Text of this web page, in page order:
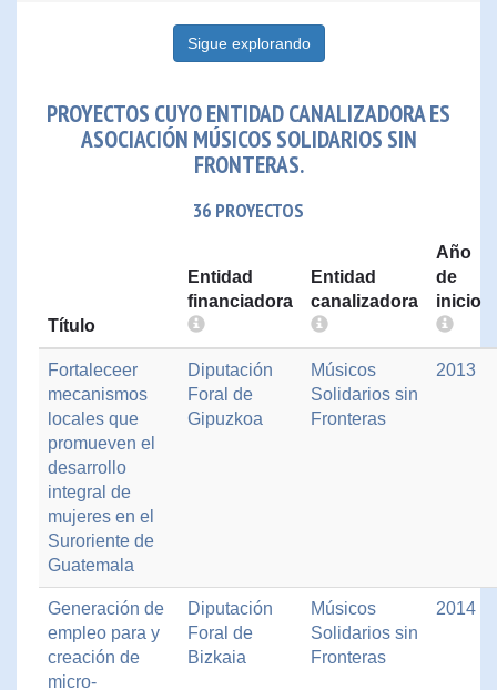
Sigue explorando
PROYECTOS CUYO ENTIDAD CANALIZADORA ES
ASOCIACIÓN MÚSICOS SOLIDARIOS SIN
FRONTERAS.
36 PROYECTOS
Título
Entidad
financiadora
Entidad
canalizadora
Año
de
inicio
Fortaleceer
mecanismos
locales que
promueven el
desarrollo
integral de
mujeres en el
Suroriente de
Guatemala
Diputación
Foral de
Gipuzkoa
Músicos
Solidarios sin
Fronteras
2013
Generación de
empleo para y
creación de
micro-
Diputación
Foral de
Bizkaia
Músicos
Solidarios sin
Fronteras
2014